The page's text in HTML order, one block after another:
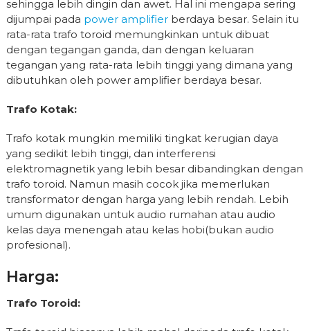
sehingga lebih dingin dan awet. Hal ini mengapa sering
dijumpai pada power amplifierberdaya besar. Selain itu
rata-rata trafo toroid memungkinkan untuk dibuat
dengan tegangan ganda, dan dengan keluaran
tegangan yang rata-rata lebih tinggi yang dimana yang
dibutuhkan oleh power amplifier berdaya besar.
Trafo Kotak:
Trafo kotak mungkin memiliki tingkat kerugian daya
yang sedikit lebih tinggi, dan interferensi
elektromagnetik yang lebih besar dibandingkan dengan
trafo toroid. Namun masih cocok jika memerlukan
transformator dengan harga yang lebih rendah. Lebih
umum digunakan untuk audio rumahan atau audio
kelas daya menengah atau kelas hobi(bukan audio
profesional).
Harga:
Trafo Toroid: